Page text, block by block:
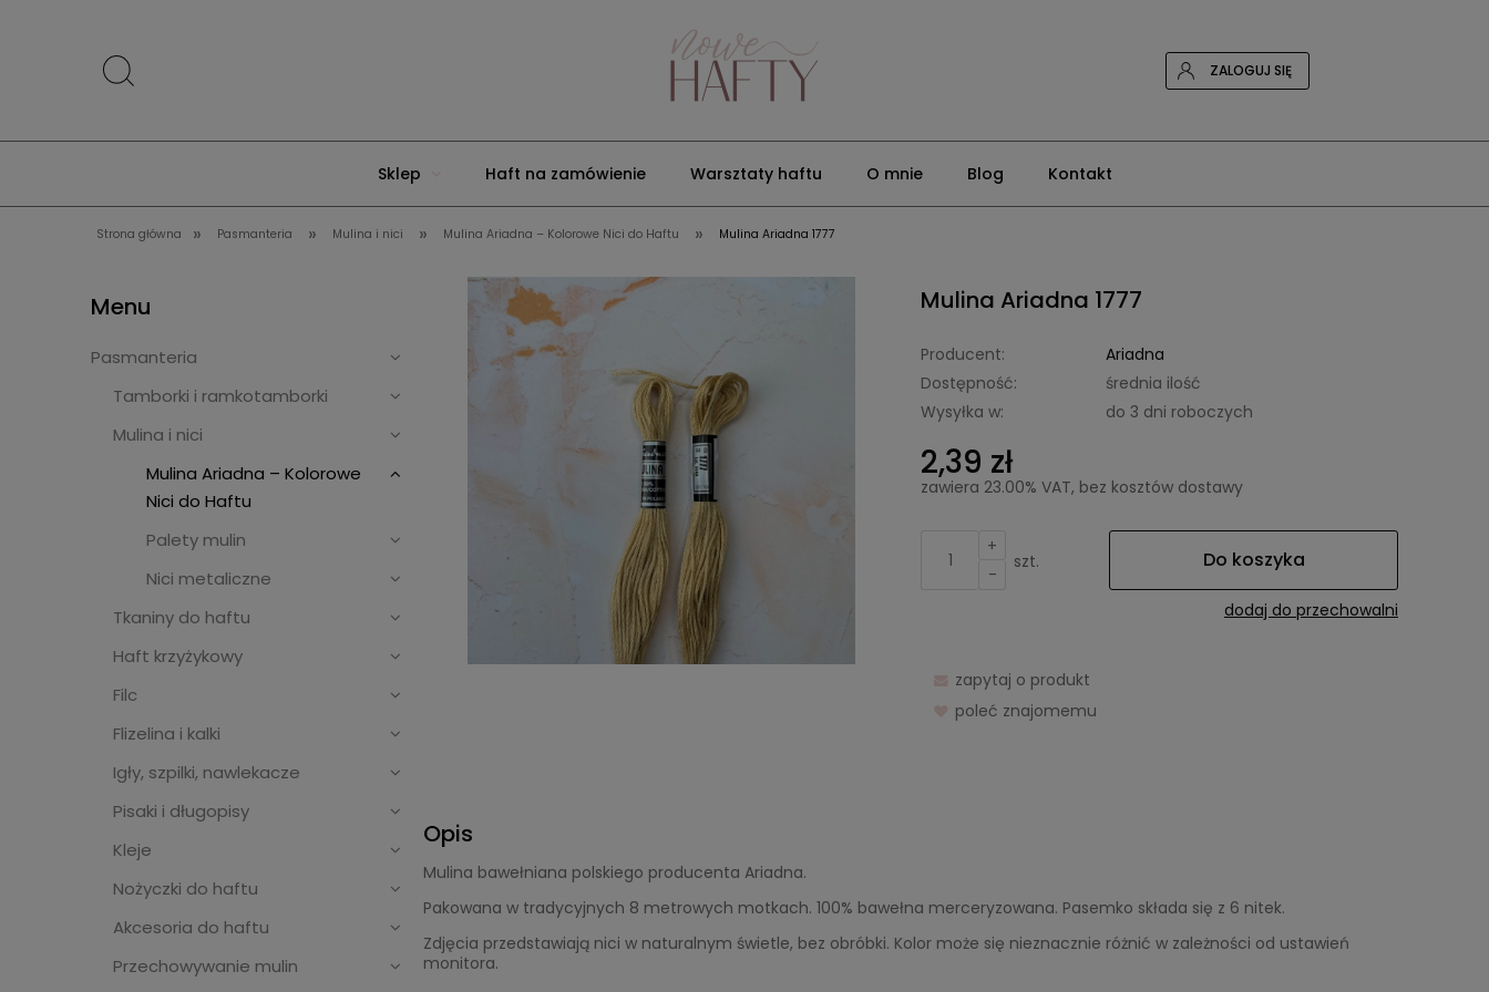
ZALOGUJ SIĘ
Sklep Haft na zamówienie Warsztaty haftu O mnie Blog Kontakt
Strona główna » Pasmanteria » Mulina i nici » Mulina Ariadna – Kolorowe Nici do Haftu » Mulina Ariadna 1777
Menu
Pasmanteria
Tamborki i ramkotamborki
Mulina i nici
Mulina Ariadna – Kolorowe
Nici do Haftu
Palety mulin
Nici metaliczne
Tkaniny do haftu
Haft krzyżykowy
Filc
Flizelina i kalki
Igły, szpilki, nawlekacze
Pisaki i długopisy
Kleje
Nożyczki do haftu
Akcesoria do haftu
Przechowywanie mulin
Mulina Ariadna 1777
Producent:
Ariadna
Dostępność:
średnia ilość
Wysyłka w:
do 3 dni roboczych
2,39 zł
zawiera 23.00% VAT, bez kosztów dostawy
+
-
szt. Do koszyka
dodaj do przechowalni
zapytaj o produkt
poleć znajomemu
Opis
Mulina bawełniana polskiego producenta Ariadna.
Pakowana w tradycyjnych 8 metrowych motkach. 100% bawełna merceryzowana. Pasemko składa się z 6 nitek.
Zdjęcia przedstawiają nici w naturalnym świetle, bez obróbki. Kolor może się nieznacznie różnić w zależności od ustawień
monitora.